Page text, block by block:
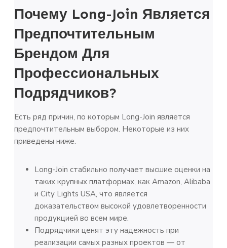
Почему Long-Join Является
Предпочтительным
Брендом Для
Профессиональных
Подрядчиков?
Есть ряд причин, по которым Long-Join является
предпочтительным выбором. Некоторые из них
приведены ниже.
Long-Join стабильно получает высшие оценки на
таких крупных платформах, как Amazon, Alibaba
и City Lights USA, что является
доказательством высокой удовлетворенности
продукцией во всем мире.
Подрядчики ценят эту надежность при
реализации самых разных проектов — от